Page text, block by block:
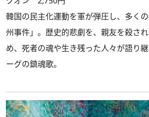
韓国の民主化運動を軍が弾圧し、多く
州事件」。歴史的悲劇を、親友を殺さ
め、死者の魂や生き残った人々が語り
ーグの鎮魂歌。